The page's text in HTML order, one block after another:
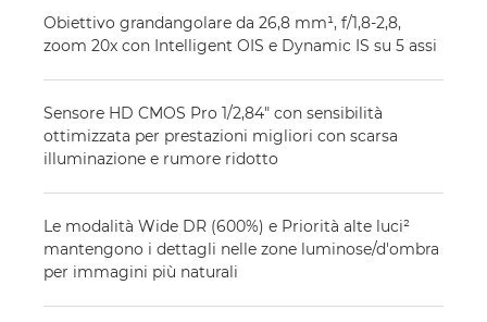
Obiettivo grandangolare da 26,8 mm¹, f/1,8-2,8,
zoom 20x con Intelligent OIS e Dynamic IS su 5 assi
Sensore HD CMOS Pro 1/2,84" con sensibilità
ottimizzata per prestazioni migliori con scarsa
illuminazione e rumore ridotto
Le modalità Wide DR (600%) e Priorità alte luci²
mantengono i dettagli nelle zone luminose/d'ombra
per immagini più naturali